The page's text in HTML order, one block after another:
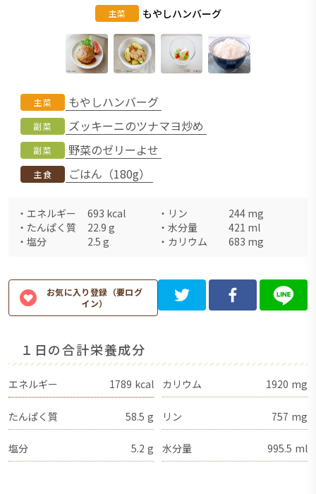
主菜 もやしハンバーグ
主菜 もやしハンバーグ
副菜 ズッキーニのツナマヨ炒め
副菜 野菜のゼリーよせ
主食 ごはん（180g）
・ エネルギー 693 kcal ・ リン 244 mg
・ たんぱく質 22.9 g ・ 水分量 421 ml
・ 塩分 2.5 g ・ カリウム 683 mg
お気に入り登録（要ログ
イン）
１日の合計栄養成分
エネルギー 1789 kcal カリウム 1920 mg
たんぱく質 58.5 g リン 757 mg
塩分 5.2 g 水分量 995.5 ml